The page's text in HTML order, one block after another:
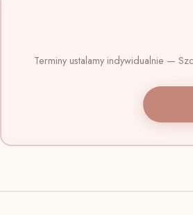
Terminy ustalamy indywidualnie —